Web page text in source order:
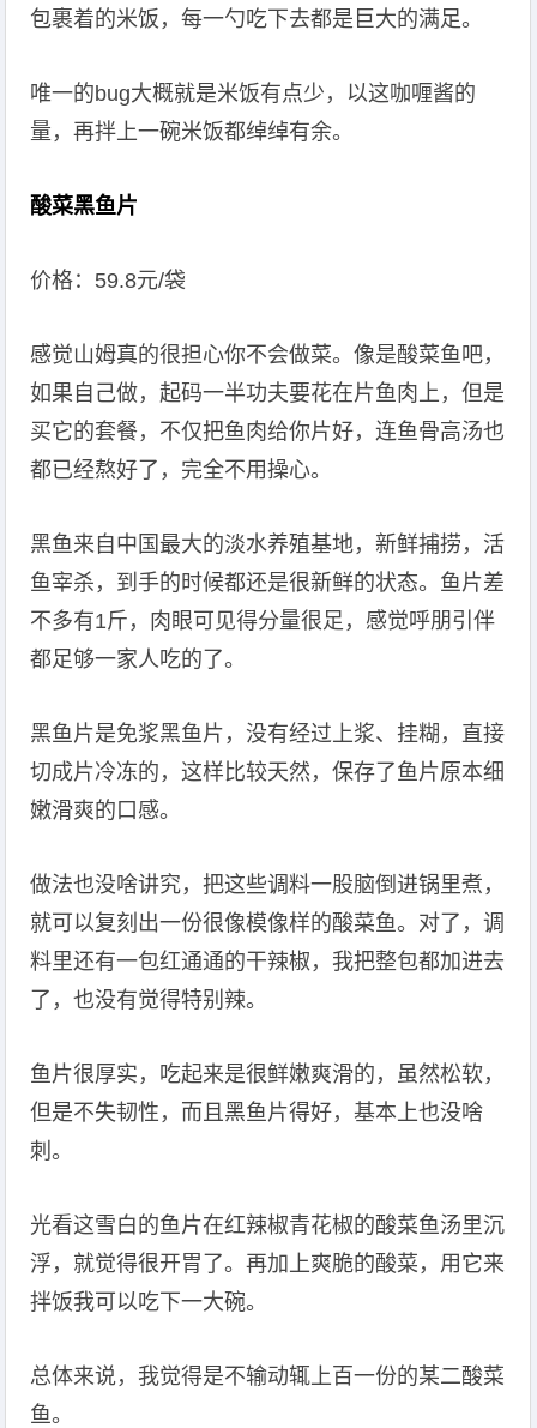
包裹着的米饭，每一勺吃下去都是巨大的满足。
唯一的bug大概就是米饭有点少，以这咖喱酱的
量，再拌上一碗米饭都绰绰有余。
酸菜黑鱼片
价格：59.8元/袋
感觉山姆真的很担心你不会做菜。像是酸菜鱼吧，
如果自己做，起码一半功夫要花在片鱼肉上，但是
买它的套餐，不仅把鱼肉给你片好，连鱼骨高汤也
都已经熬好了，完全不用操心。
黑鱼来自中国最大的淡水养殖基地，新鲜捕捞，活
鱼宰杀，到手的时候都还是很新鲜的状态。鱼片差
不多有1斤，肉眼可见得分量很足，感觉呼朋引伴
都足够一家人吃的了。
黑鱼片是免浆黑鱼片，没有经过上浆、挂糊，直接
切成片冷冻的，这样比较天然，保存了鱼片原本细
嫩滑爽的口感。
做法也没啥讲究，把这些调料一股脑倒进锅里煮，
就可以复刻出一份很像模像样的酸菜鱼。对了，调
料里还有一包红通通的干辣椒，我把整包都加进去
了，也没有觉得特别辣。
鱼片很厚实，吃起来是很鲜嫩爽滑的，虽然松软，
但是不失韧性，而且黑鱼片得好，基本上也没啥
刺。
光看这雪白的鱼片在红辣椒青花椒的酸菜鱼汤里沉
浮，就觉得很开胃了。再加上爽脆的酸菜，用它来
拌饭我可以吃下一大碗。
总体来说，我觉得是不输动辄上百一份的某二酸菜
鱼。